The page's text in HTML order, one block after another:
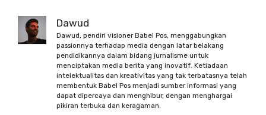
Dawud
Dawud, pendiri visioner Babel Pos, menggabungkan
passionnya terhadap media dengan latar belakang
pendidikannya dalam bidang jurnalisme untuk
menciptakan media berita yang inovatif. Ketiadaan
intelektualitas dan kreativitas yang tak terbatasnya telah
membentuk Babel Pos menjadi sumber informasi yang
dapat dipercaya dan menghibur, dengan menghargai
pikiran terbuka dan keragaman.